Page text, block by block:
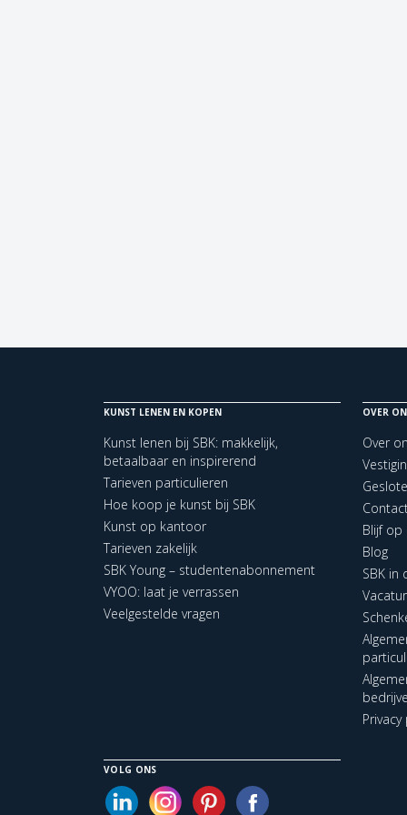
KUNST LENEN EN KOPEN
Kunst lenen bij SBK: makkelijk,
betaalbaar en inspirerend
Tarieven particulieren
Hoe koop je kunst bij SBK
Kunst op kantoor
Tarieven zakelijk
SBK Young – studentenabonnement
VYOO: laat je verrassen
Veelgestelde vragen
OVER
Over
Blijf op
Blog
SBK in
VOLG ONS